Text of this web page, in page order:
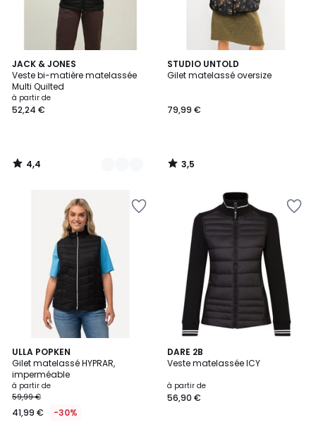
JACK & JONES
Veste bi-matière matelassée
Multi Quilted
à partir de
52,24 €
4,4
/ 5
2
Couleurs
4,4
/
STUDIO UNTOLD
Gilet matelassé oversize
79,99 €
3,5
/ 5
3,5
/
ULLA POPKEN
Gilet matelassé HYPRAR,
imperméable
à partir de
59,99 €
41,99 € -30%
3
/
5
4
Couleurs
DARE 2B
Veste matelassée ICY
à partir de
56,90 €
2
Couleurs